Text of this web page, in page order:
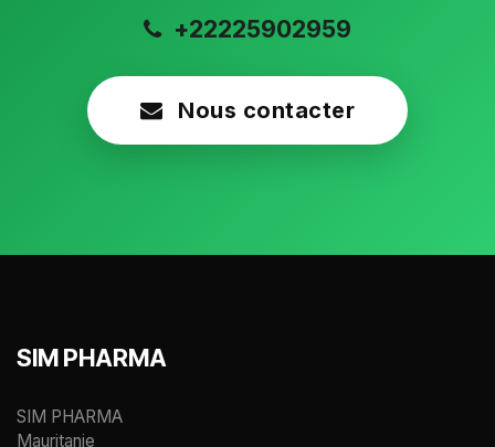
+22225902959
Nous contacter
SIM PHARMA
SIM PHARMA
Mauritanie